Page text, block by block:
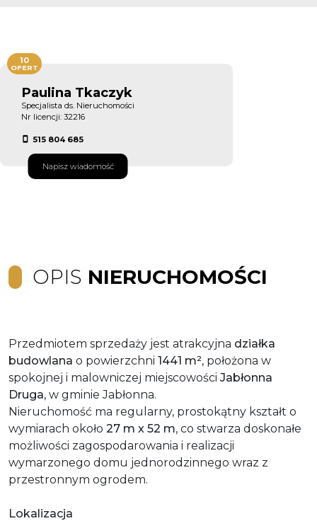
Paulina Tkaczyk
Specjalista ds. Nieruchomości
Nr licencji: 32216
515 804 685
Napisz wiadomość
10
OFERT
OPIS NIERUCHOMOŚCI
Przedmiotem sprzedaży jest atrakcyjna działka
budowlana o powierzchni 1441 m², położona w
spokojnej i malowniczej miejscowości Jabłonna
Druga, w gminie Jabłonna.
Nieruchomość ma regularny, prostokątny kształt o
wymiarach około 27 m x 52 m, co stwarza doskonałe
możliwości zagospodarowania i realizacji
wymarzonego domu jednorodzinnego wraz z
przestronnym ogrodem.
Lokalizacja